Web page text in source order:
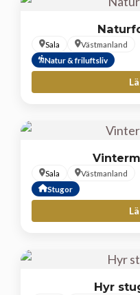
Sala
Västmanland
Natur & friluftsliv
Sala
Västmanland
Stugor
Hyr